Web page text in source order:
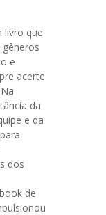
livro que
e
acerte
da
e da
dos
de